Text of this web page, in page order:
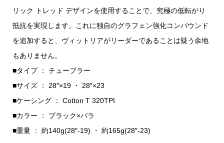
リック トレッド デザインを使用することで、究極の低転がり
抵抗を実現します。これに独自のグラフェン強化コンパウンド
を追加すると、ヴィットリアがリーダーであることは疑う余地
もありません。
■タイプ ： チューブラー
■サイズ ： 28″×19 ・ 28″×23
■ケーシング ： Cotton T 320TPI
■カラー ： ブラック×パラ
■重量 ： 約140g(28″-19) ・ 約165g(28″-23)